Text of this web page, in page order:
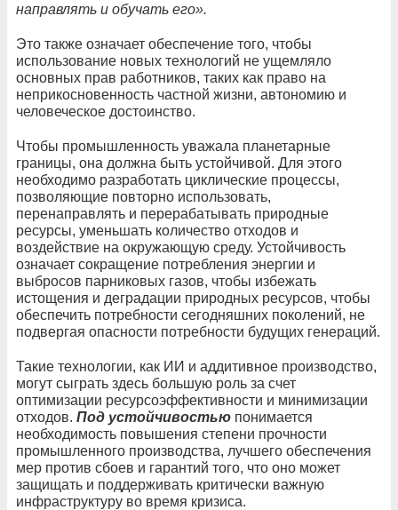
направлять и обучать его».
Это также означает обеспечение того, чтобы
использование новых технологий не ущемляло
основных прав работников, таких как право на
неприкосновенность частной жизни, автономию и
человеческое достоинство.
Чтобы промышленность уважала планетарные
границы, она должна быть устойчивой. Для этого
необходимо разработать циклические процессы,
позволяющие повторно использовать,
перенаправлять и перерабатывать природные
ресурсы, уменьшать количество отходов и
воздействие на окружающую среду. Устойчивость
означает сокращение потребления энергии и
выбросов парниковых газов, чтобы избежать
истощения и деградации природных ресурсов, чтобы
обеспечить потребности сегодняшних поколений, не
подвергая опасности потребности будущих генераций.
Такие технологии, как ИИ и аддитивное производство,
могут сыграть здесь большую роль за счет
оптимизации ресурсоэффективности и минимизации
отходов. Под устойчивостью понимается
необходимость повышения степени прочности
промышленного производства, лучшего обеспечения
мер против сбоев и гарантий того, что оно может
защищать и поддерживать критически важную
инфраструктуру во время кризиса.